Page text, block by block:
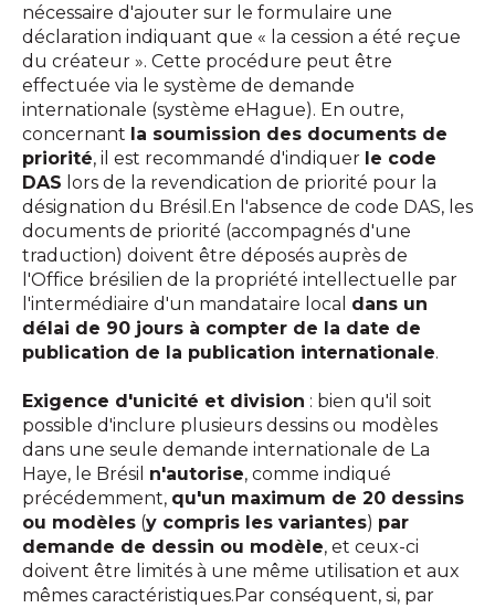
nécessaire d'ajouter sur le formulaire une
déclaration indiquant que « la cession a été reçue
du créateur ». Cette procédure peut être
effectuée via le système de demande
internationale (système eHague). En outre,
concernant la soumission des documents de
priorité, il est recommandé d'indiquer le code
DAS lors de la revendication de priorité pour la
désignation du Brésil.En l'absence de code DAS, les
documents de priorité (accompagnés d'une
traduction) doivent être déposés auprès de
l'Office brésilien de la propriété intellectuelle par
l'intermédiaire d'un mandataire local dans un
délai de 90 jours à compter de la date de
publication de la publication internationale.
Exigence d'unicité et division : bien qu'il soit
possible d'inclure plusieurs dessins ou modèles
dans une seule demande internationale de La
Haye, le Brésil n'autorise, comme indiqué
précédemment, qu'un maximum de 20 dessins
ou modèles (y compris les variantes) par
demande de dessin ou modèle, et ceux-ci
doivent être limités à une même utilisation et aux
mêmes caractéristiques.Par conséquent, si, par